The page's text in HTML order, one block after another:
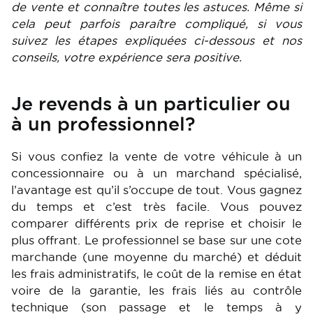
de vente et connaître toutes les astuces. Même si
cela peut parfois paraître compliqué, si vous
suivez les étapes expliquées ci-dessous et nos
conseils, votre expérience sera positive.
Je revends à un particulier ou
à un professionnel?
Si vous confiez la vente de votre véhicule à un
concessionnaire ou à un marchand spécialisé,
l’avantage est qu’il s’occupe de tout. Vous gagnez
du temps et c’est très facile. Vous pouvez
comparer différents prix de reprise et choisir le
plus offrant. Le professionnel se base sur une cote
marchande (une moyenne du marché) et déduit
les frais administratifs, le coût de la remise en état
voire de la garantie, les frais liés au contrôle
technique (son passage et le temps à y